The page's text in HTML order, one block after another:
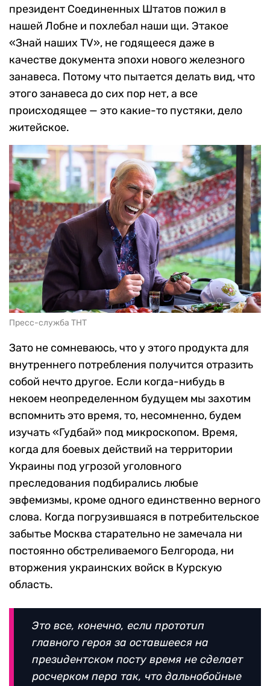
президент Соединенных Штатов пожил в
нашей Лобне и похлебал наши щи. Этакое
«Знай наших TV», не годящееся даже в
качестве документа эпохи нового железного
занавеса. Потому что пытается делать вид, что
этого занавеса до сих пор нет, а все
происходящее — это какие-то пустяки, дело
житейское.
Пресс-служба ТНТ
Зато не сомневаюсь, что у этого продукта для
внутреннего потребления получится отразить
собой нечто другое. Если когда-нибудь в
некоем неопределенном будущем мы захотим
вспомнить это время, то, несомненно, будем
изучать «Гудбай» под микроскопом. Время,
когда для боевых действий на территории
Украины под угрозой уголовного
преследования подбирались любые
эвфемизмы, кроме одного единственно верного
слова. Когда погрузившаяся в потребительское
забытье Москва старательно не замечала ни
постоянно обстреливаемого Белгорода, ни
вторжения украинских войск в Курскую
область.
Это все, конечно, если прототип
главного героя за оставшееся на
президентском посту время не сделает
росчерком пера так, что дальнобойные